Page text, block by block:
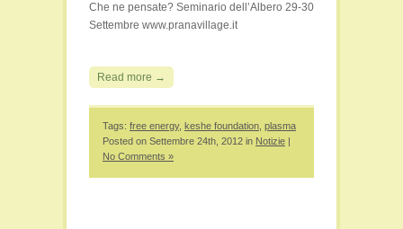
Che ne pensate? Seminario dell’Albero 29-30
Settembre www.pranavillage.it
Read more →
Tags: free energy, keshe foundation plasma
Posted on Settembre 24th, 2012 in Notizie |
No Comments »